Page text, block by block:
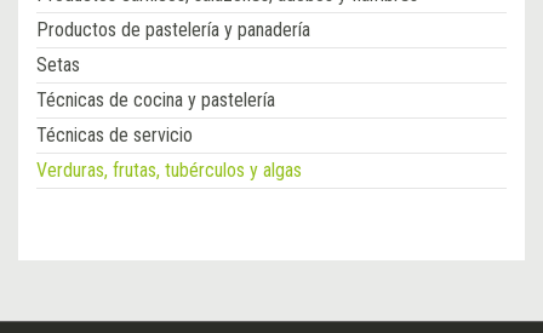
Productos de pastelería y panadería
Setas
Técnicas de cocina y pastelería
Técnicas de servicio
Verduras, frutas, tubérculos y algas